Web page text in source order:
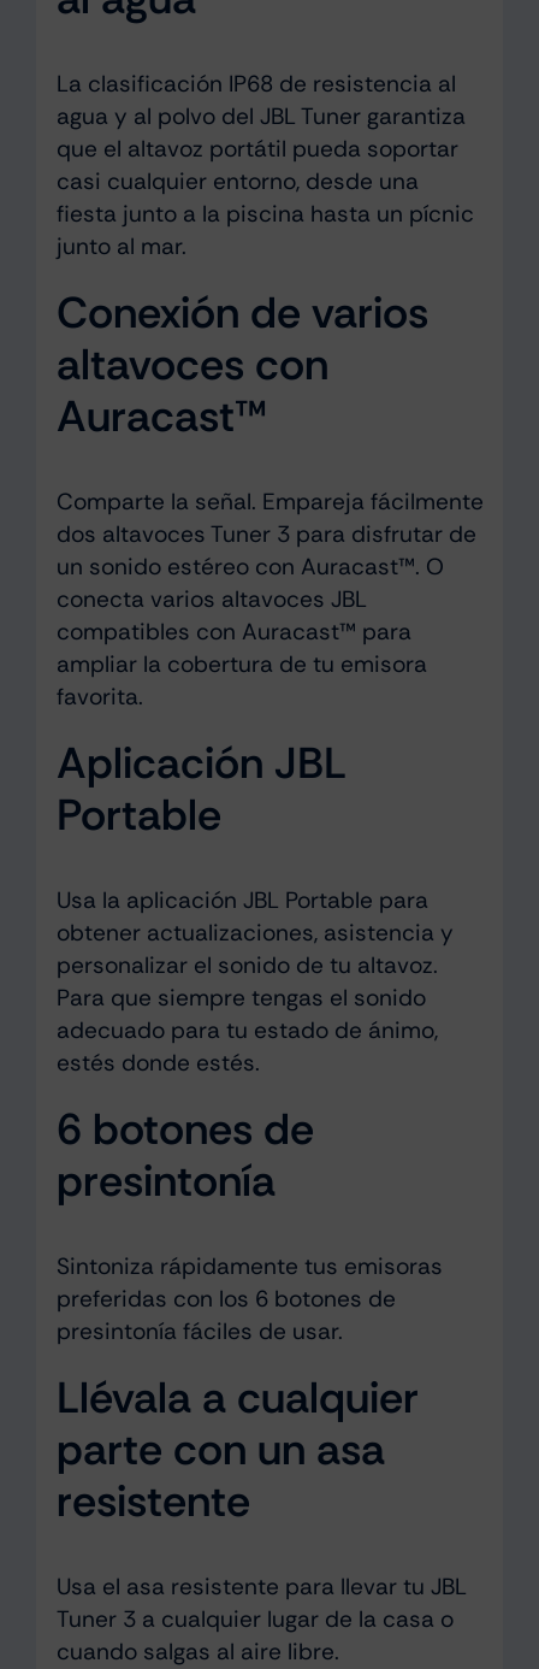
La clasificación IP68 de resistencia al
agua y al polvo del JBL Tuner garantiza
que el altavoz portátil pueda soportar
casi cualquier entorno, desde una
fiesta junto a la piscina hasta un pícnic
junto al mar.
Conexión de varios
altavoces con
Auracast™
Comparte la señal. Empareja fácilmente
dos altavoces Tuner 3 para disfrutar de
un sonido estéreo con Auracast™. O
conecta varios altavoces JBL
compatibles con Auracast™ para
ampliar la cobertura de tu emisora
favorita.
Aplicación JBL
Portable
Usa la aplicación JBL Portable para
obtener actualizaciones, asistencia y
personalizar el sonido de tu altavoz.
Para que siempre tengas el sonido
adecuado para tu estado de ánimo,
estés donde estés.
6 botones de
presintonía
Sintoniza rápidamente tus emisoras
preferidas con los 6 botones de
presintonía fáciles de usar.
Llévala a cualquier
parte con un asa
resistente
Usa el asa resistente para llevar tu JBL
Tuner 3 a cualquier lugar de la casa o
cuando salgas al aire libre.